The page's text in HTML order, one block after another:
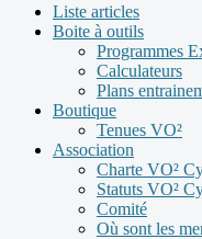
Liste articles
Boite à outils
Programmes
Calculateurs
Plans
Boutique
Tenues VO²
Association
Charte VO²
Statuts VO²
Comité
Où sont les